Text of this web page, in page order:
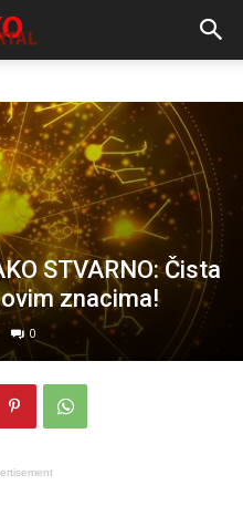
STVARNO: Čista
znacima!
0